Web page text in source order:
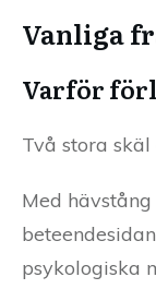
Vanliga
Varför
Två stora
Med
psykologiska